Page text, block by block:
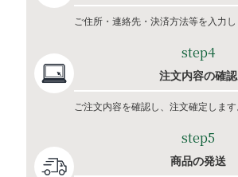
ご住所・連絡先・決済方法等を入力し
step4
注文内容の確認
ご注文内容を確認し、注文確定します
step5
商品の発送